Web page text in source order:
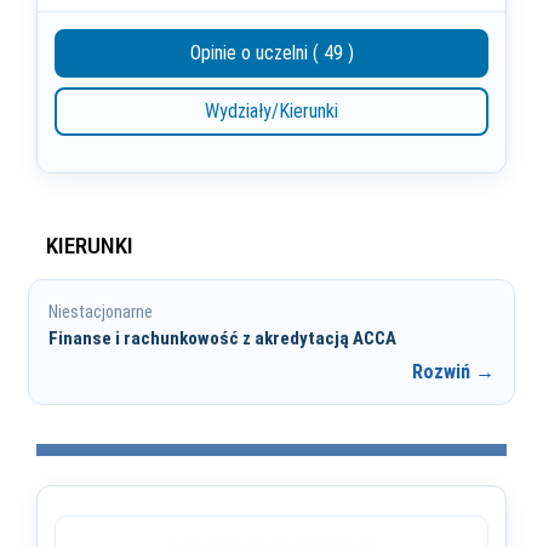
Opinie o uczelni ( 49 )
Wydziały/Kierunki
KIERUNKI
Niestacjonarne
Finanse i rachunkowość z akredytacją ACCA
Rozwiń →